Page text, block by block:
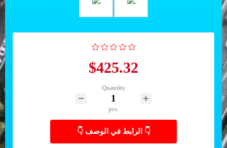
$425.32
Quantity
pcs.
👇 الرابط في الوصف 👇